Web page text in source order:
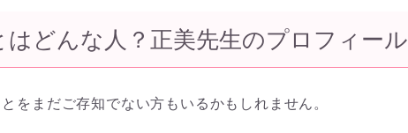
はどんな人？正美先生のプロフィール
をまだご存知でない方もいるかもしれません。